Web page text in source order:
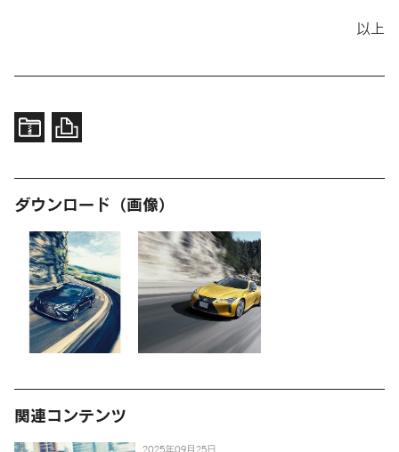
以上
ダウンロード（画像）
関連コンテンツ
2025年09月25日